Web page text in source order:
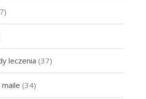
leczenia (37)
(34)